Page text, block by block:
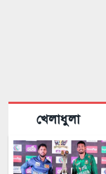
খেলাধুলা